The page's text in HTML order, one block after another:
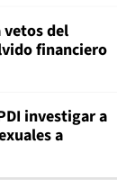
vetos del
financiero
investigar a
a